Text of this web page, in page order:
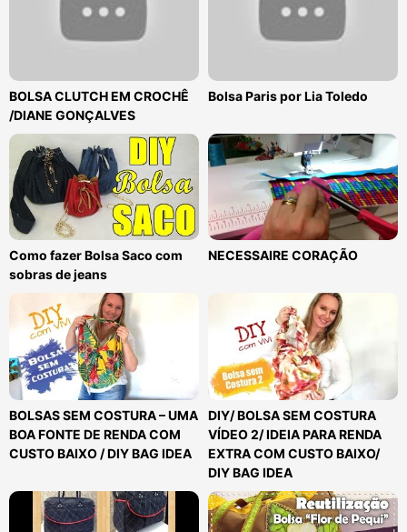
BOLSA CLUTCH EM CROCHÊ
/DIANE GONÇALVES
Bolsa Paris por Lia Toledo
Como fazer Bolsa Saco com
sobras de jeans
NECESSAIRE CORAÇÃO
BOLSAS SEM COSTURA – UMA
BOA FONTE DE RENDA COM
CUSTO BAIXO / DIY BAG IDEA
DIY/ BOLSA SEM COSTURA
VÍDEO 2/ IDEIA PARA RENDA
EXTRA COM CUSTO BAIXO/
DIY BAG IDEA